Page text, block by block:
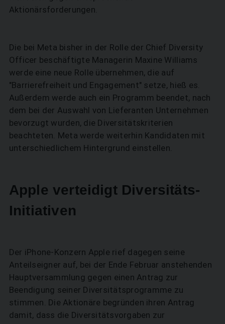
Aktionärsforderungen.
Die bei Meta bisher in der Rolle der Chief Diversity
Officer beschäftigte Managerin Maxine Williams
werde eine neue Rolle übernehmen, die auf
"Barrierefreiheit und Engagement" setze, hieß es.
Außerdem werde auch ein Programm beendet, nach
dem bei der Auswahl von Lieferanten Unternehmen
bevorzugt wurden, die Diversitätskriterien
beachteten. Meta werde weiterhin Kandidaten mit
unterschiedlichem Hintergrund einstellen.
Apple verteidigt Diversitäts-
Initiativen
Der iPhone-Konzern Apple rief dagegen seine
Anteilseigner auf, bei der Ende Februar anstehenden
Hauptversammlung gegen einen Antrag zur
Beendigung seiner Diversitätsprogramme zu
stimmen. Die Aktionäre begründen ihren Antrag
damit, dass die Diversitätsvorgaben zur